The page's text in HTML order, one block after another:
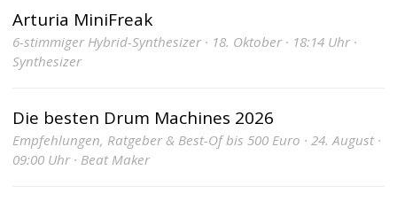
Arturia MiniFreak
6-stimmiger Hybrid-Synthesizer · 18. Oktober · 18:14 Uhr ·
Synthesizer
Die besten Drum Machines 2026
Empfehlungen, Ratgeber & Best-Of bis 500 Euro · 24. August ·
09:00 Uhr · Beat Maker